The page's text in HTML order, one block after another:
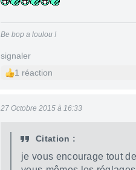
Be bop a loulou !
signaler
1 réaction
27 Octobre 2015 à 16:33
Citation :
je vous encourage tout